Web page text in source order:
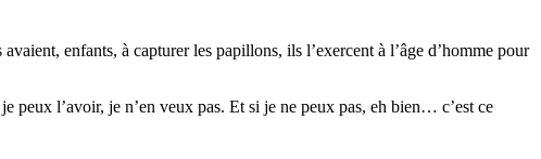
enfants, à capturer les papillons, ils l’exercent à l’âge d’homme pour
peux l’avoir, je n’en veux pas. Et si je ne peux pas, eh bien… c’est ce